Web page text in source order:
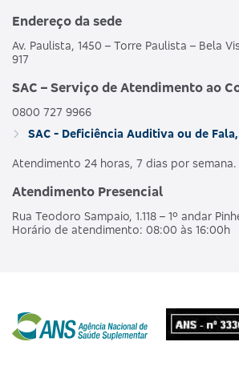
Endereço da sede
Av. Paulista, 1450 – Torre Paulista – Bela
917
SAC – Serviço de Atendimento ao
0800 727 9966
SAC - Deficiência Auditiva ou de
Atendimento 24 horas, 7 dias por semana.
Atendimento Presencial
Rua Teodoro Sampaio, 1.118 – 1º andar
Horário de atendimento: 08:00 às 16:00h